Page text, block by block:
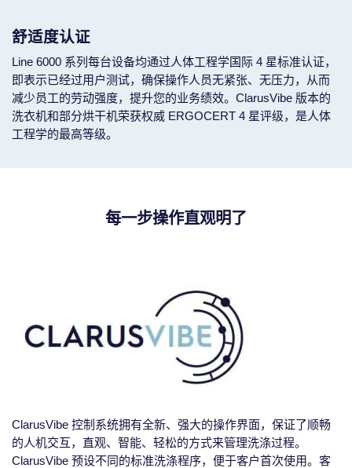
舒适度认证
Line 6000 系列每台设备均通过人体工程学国际 4 星标准认证，
即表示已经过用户测试，确保操作人员无紧张、无压力，从而
减少员工的劳动强度，提升您的业务绩效。ClarusVibe 版本的
洗衣机和部分烘干机荣获权威 ERGOCERT 4 星评级，是人体
工程学的最高等级。
每一步操作直观明了
ClarusVibe 控制系统拥有全新、强大的操作界面，保证了顺畅
的人机交互，直观、智能、轻松的方式来管理洗涤过程。
ClarusVibe 预设不同的标准洗涤程序，便于客户首次使用。客